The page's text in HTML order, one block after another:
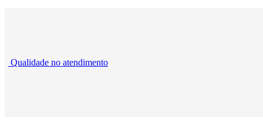
Qualidade no atendimento